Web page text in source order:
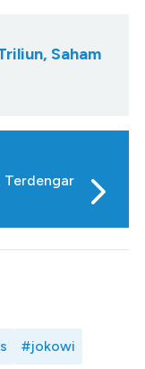
Saham
Terdengar
#jokowi